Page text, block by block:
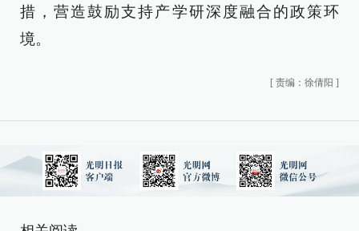
措，营造鼓励支持产学研深度融合的政策环
境。
[ 责编：徐倩阳 ]